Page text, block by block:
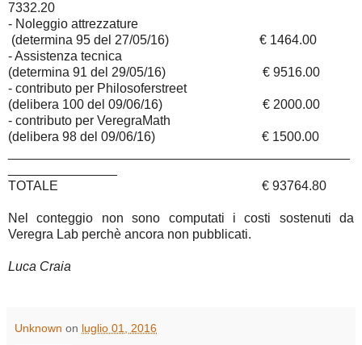
7332.20
- Noleggio attrezzature
(determina 95 del 27/05/16)
€ 1464.00
- Assistenza tecnica
(determina 91 del 29/05/16)
€ 9516.00
- contributo per Philosoferstreet
(delibera 100 del 09/06/16)
€ 2000.00
- contributo per VeregraMath
(delibera 98 del 09/06/16)
€ 1500.00
TOTALE
€ 93764.80
Nel conteggio non sono computati i costi sostenuti da
Veregra Lab perchè ancora non pubblicati.
Luca Craia
Unknown on luglio 01, 2016